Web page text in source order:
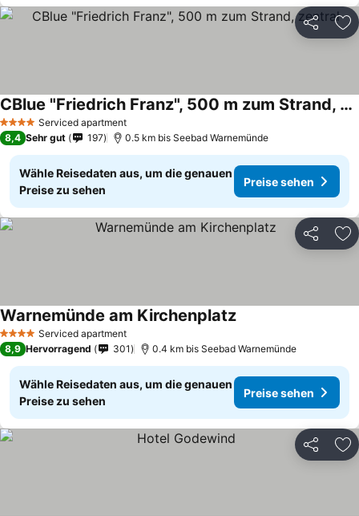
Teilen
4 Sterne Serviced apartment
CBlue "Friedrich Franz", 500 m zum Strand, zentral
8,4 Sehr gut 197 0.5 km bis Seebad Warnemünde
Wähle Reisedaten aus, um die genauen
Preise zu sehen
Preise sehen
Teilen
4 Sterne Serviced apartment
Warnemünde am Kirchenplatz
8,9 Hervorragend 301 0.4 km bis Seebad Warnemünde
Wähle Reisedaten aus, um die genauen
Preise zu sehen
Preise sehen
Teilen